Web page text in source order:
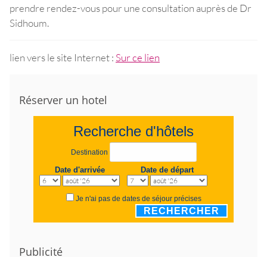
prendre rendez-vous pour une consultation auprès de Dr
Sidhoum.
lien vers le site Internet : Sur ce lien
Réserver un hotel
Recherche d'hôtels
Destination
Date d'arrivée Date de départ
Je n'ai pas de dates de séjour précises
RECHERCHER
Publicité